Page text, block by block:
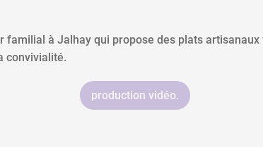
familial à Jalhay qui propose des plats
convivialité.
production vidéo.